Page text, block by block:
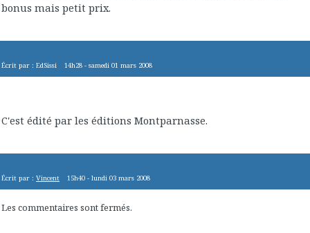
bonus mais petit prix.
Écrit par : EdSissi 14h28 -samedi 01 mars 2008
C'est édité par les éditions Montparnasse.
Écrit par : Vincent 15h40 -lundi 03 mars 2008
Les commentaires sont fermés.